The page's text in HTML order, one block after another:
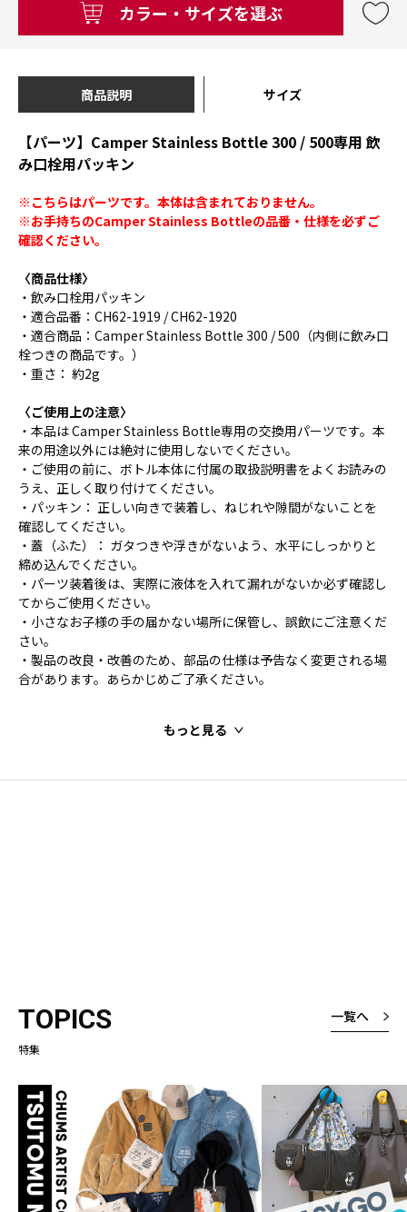
カラー・サイズを選ぶ
商品説明 サイズ
【パーツ】Camper Stainless Bottle 300 / 500専用 飲
み口栓用パッキン
※こちらはパーツです。本体は含まれておりません。
※お手持ちのCamper Stainless Bottleの品番・仕様を必ずご
確認ください。
〈商品仕様〉
・飲み口栓用パッキン
・適合品番：CH62-1919 / CH62-1920
・適合商品：Camper Stainless Bottle 300 / 500（内側に飲み口
栓つきの商品です。）
・重さ： 約2g
〈ご使用上の注意〉
・本品は Camper Stainless Bottle専用の交換用パーツです。本
来の用途以外には絶対に使用しないでください。
・ご使用の前に、ボトル本体に付属の取扱説明書をよくお読みの
うえ、正しく取り付けてください。
・パッキン： 正しい向きで装着し、ねじれや隙間がないことを
確認してください。
・蓋（ふた）： ガタつきや浮きがないよう、水平にしっかりと
締め込んでください。
・パーツ装着後は、実際に液体を入れて漏れがないか必ず確認し
てからご使用ください。
・小さなお子様の手の届かない場所に保管し、誤飲にご注意くだ
さい。
・製品の改良・改善のため、部品の仕様は予告なく変更される場
合があります。あらかじめご了承ください。
もっと見る
TOPICS
特集
一覧へ